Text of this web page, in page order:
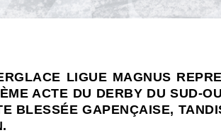
LIGUE MAGNUS
ACTE DU DERBY DU SUD-
BLESSÉE GAPENÇAISE,